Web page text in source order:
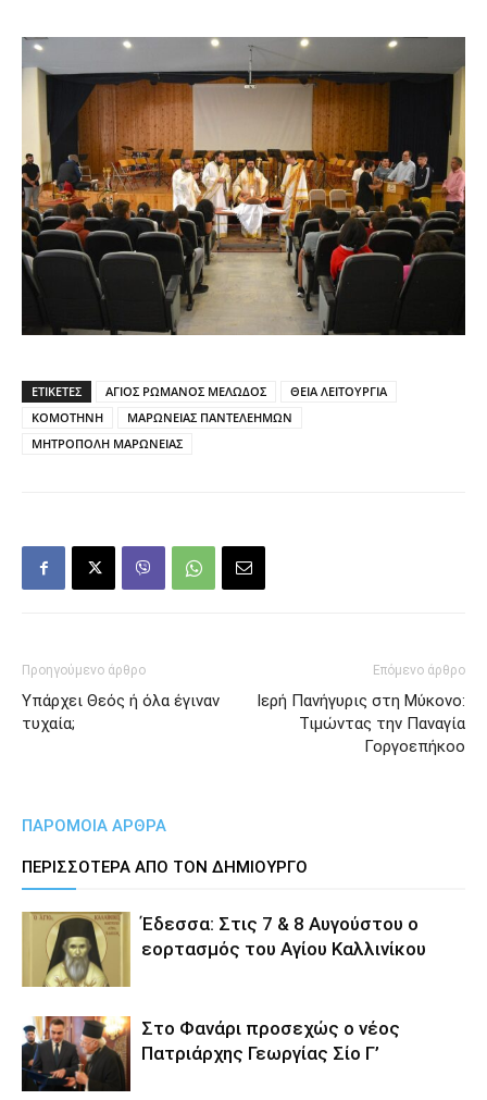
ΕΤΙΚΕΤΕΣ ΑΓΙΟΣ ΡΩΜΑΝΟΣ ΜΕΛΩΔΟΣ
ΘΕΙΑ ΛΕΙΤΟΥΡΓΙΑ
ΚΟΜΟΤΗΝΗ
ΜΑΡΩΝΕΙΑΣ ΠΑΝΤΕΛΕΗΜΩΝ
ΜΗΤΡΟΠΟΛΗ ΜΑΡΩΝΕΙΑΣ
Προηγούμενο άρθρο
Υπάρχει Θεός ή όλα έγιναν
τυχαία;
Επόμενο άρθρο
Ιερή Πανήγυρις στη Μύκονο:
Τιμώντας την Παναγία
Γοργοεπήκοο
ΠΑΡΟΜΟΙΑ ΑΡΘΡΑ
ΠΕΡΙΣΣΟΤΕΡΑ ΑΠΟ ΤΟΝ ΔΗΜΙΟΥΡΓΟ
Έδεσσα: Στις 7 & 8 Αυγούστου ο
εορτασμός του Αγίου Καλλινίκου
Στο Φανάρι προσεχώς ο νέος
Πατριάρχης Γεωργίας Σίο Γ’